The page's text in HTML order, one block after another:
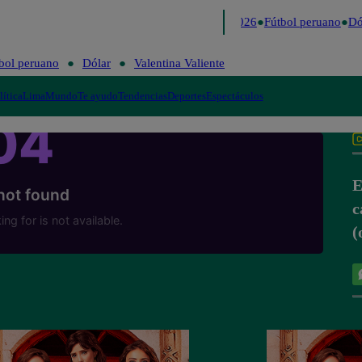
Perú Decide 2026 Fútbol peruano
peruano Dólar Valentina Valiente
LimaMundoTe ayudoTendenciasDeportesEspectáculos